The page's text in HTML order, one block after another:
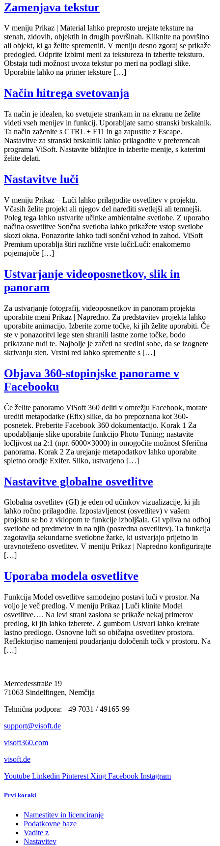
Zamenjava tekstur
V meniju Prikaz | Material lahko preprosto urejate teksture na
stenah, zidovih, objektih in drugih površinah. Kliknite na površino
ali objekt, ki ga želite spremeniti. V meniju desno zgoraj se prikaže
predogled. Odprite Izbirni meni za tekstureza in izberite teksturo.
Obstaja tudi možnost uvoza tekstur po meri na podlagi slike.
Uporabite lahko na primer teksture […]
Način hitrega svetovanja
Ta način je idealen, ko svetujete strankam in na ekranu ne želite
videti vseh menijev in funkcij. Uporabljate samo stranski brskalnik.
Ta način zaženite s CTRL + F11 in ga zapustite z Escape.
Nastavitve za stranski brskalnik lahko prilagodite v preferencah
programa ViSoft. Nastavite bližnjice in izberite menije, s katerimi
želite delati.
Nastavitve luči
V meniju Prikaz – Luči lahko prilagodite osvetlitev v projektu.
Včasih želite projekt ali njegov del narediti svetlejši ali temnejši.
Poleg tega lahko ustvarite učinke ambientalne svetlobe. Z uporabo
načina osvetlitve Sončna svetloba lahko prikažete vstop svetlobe
skozi okna. Ponazorite lahko tudi sončni vzhod in zahod. ViSoft
Premium uporablja štiri različne vrste luči:Luči: enakomerno
pojemajoče […]
Ustvarjanje videoposnetkov, slik in
panoram
Za ustvarjanje fotografij, videoposnetkov in panoram projekta
uporabite meni Prikaz | Napredno. Za predstavitev projekta lahko
uporabite animacijo. Izberite zorne točke, ki jih želite uporabiti. Če
ste v ponazoritvi lege sten shranili lastne zorne točke, bodo
prikazane tudi te. Najbolje je začeti na sredini sobe, da se izognete
skrivanju sten. Vrstni red lahko spremenite s […]
Objava 360-stopinjske panorame v
Facebooku
Če želite panoramo ViSoft 360 deliti v omrežju Facebook, morate
urediti metapodatke (Efix) slike, da bo prepoznana kot 360-
posnetek. Preberite Facebook 360 dokumentacijo. Korak 1 Za
upodabljanje slike uporabite funkcijo Photo Tuning; nastavite
ločljivost na 2:1 (npr. 6000×3000) in omogočite možnost Sferična
panorama. Korak 2 Za urejanje metapodatkov lahko uporabite
spletno orodje Exifer. Sliko, ustvarjeno […]
Nastavitve globalne osvetlitve
Globalna osvetlitev (GI) je eden od učinkov vizualizacije, ki jih
lahko ročno prilagodite. Izpostavljenost (osvetlitev) v vašem
projektu se bo z vklopom te funkcije izboljšala. GI vpliva na odboj
svetlobe od predmetov in na njih (posredna osvetlitev). Ta funkcija
zagotavlja sekundarne svetlobne žarke, ki ustvarjajo prijetno in
uravnoteženo osvetlitev. V meniju Prikaz | Napredno konfigurirajte
[…]
Uporaba modela osvetlitve
Funkcija Model osvetlitve samodejno postavi luči v prostor. Na
voljo je več predlog. V meniju Prikaz | Luči klinite Model
osvetlitve…. Na levi strani zaslona se prikaže nekaj primerov
predlog, ki jih lahko izberete. Z gumbom Ustvari lahko kreirate
lastno predlogo. Osnovne luči so običajna osvetlitev prostora.
Reflektorjiso namenjeni poudarjanju določenih točk v prostoru. Na
[…]
Mercedesstraße 19
71063 Sindelfingen, Nemčija
Tehnična podpora: +49 7031 / 49165-99
support@visoft.de
visoft360.com
visoft.de
Youtube Linkedin Pinterest Xing Facebook Instagram
Prvi koraki
Namestitev in licenciranje
Podatkovne baze
Vadite z
Nastavitev